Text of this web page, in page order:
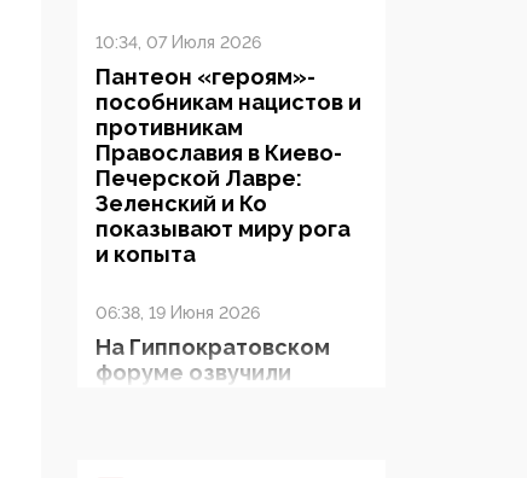
10:34, 07 Июля 2026
Пантеон «героям»-
пособникам нацистов и
противникам
Православия в Киево-
Печерской Лавре:
Зеленский и Ко
показывают миру рога
и копыта
06:38, 19 Июня 2026
На Гиппократовском
форуме озвучили